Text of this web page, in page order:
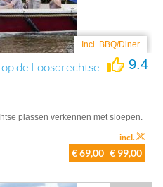
Incl. BBQ/Diner
de Loosdrechtse
9.4
plassen verkennen met sloepen.
€ 69,00 € 99,00
incl.